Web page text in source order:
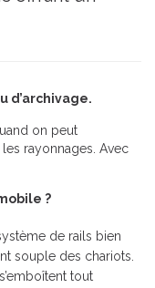
d’archivage.
on peut
rayonnages. Avec
?
de rails bien
souple des chariots.
tout